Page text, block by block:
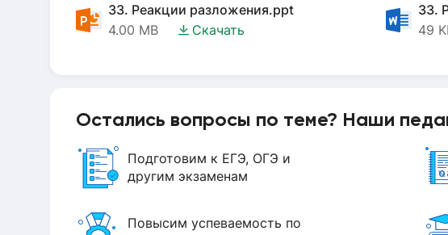
33. Реакции разложения.ppt
4.00 MB
Скачать
49
Остались вопросы по теме? Наши
Подготовим к ЕГЭ, ОГЭ и
другим экзаменам
Повысим успеваемость по